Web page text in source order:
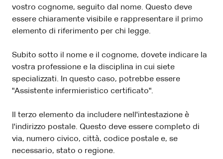
vostro cognome, seguito dal nome. Questo deve
essere chiaramente visibile e rappresentare il primo
elemento di riferimento per chi legge.
Subito sotto il nome e il cognome, dovete indicare la
vostra professione e la disciplina in cui siete
specializzati. In questo caso, potrebbe essere
"Assistente infermieristico certificato".
Il terzo elemento da includere nell'intestazione è
l'indirizzo postale. Questo deve essere completo di
via, numero civico, città, codice postale e, se
necessario, stato o regione.